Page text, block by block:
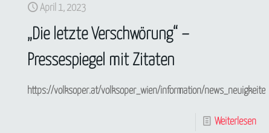
April 1, 2023
„Die letzte Verschwörung“ –
Pressespiegel mit Zitaten
https://volksoper.at/volksoper_wien/information/
Weiterlesen